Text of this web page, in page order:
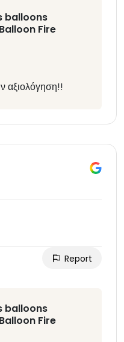
balloons
Fire
αξιολόγηση!!
Report
balloons
Fire